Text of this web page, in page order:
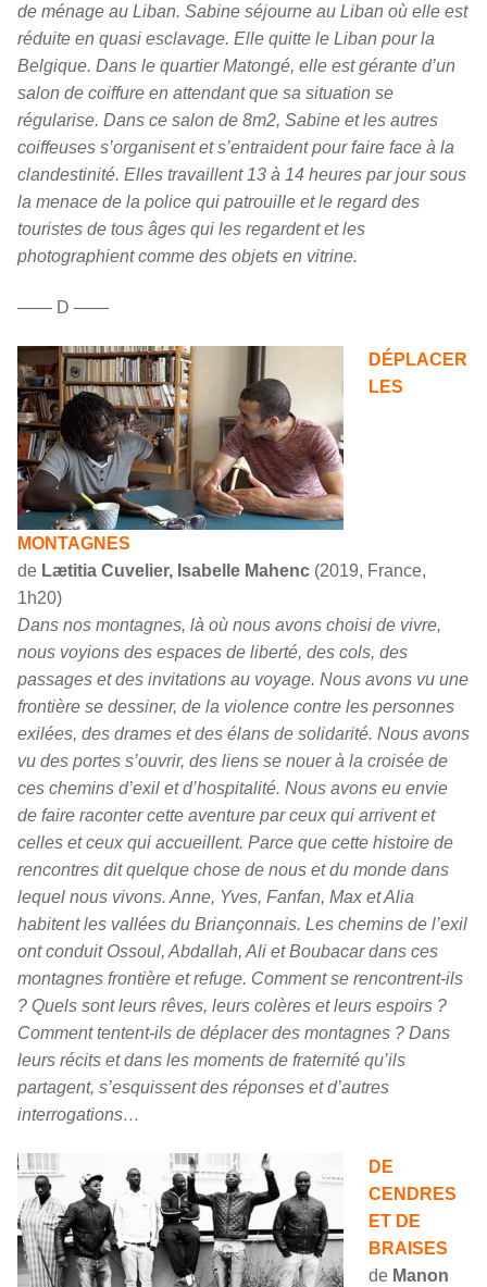
de ménage au Liban. Sabine séjourne au Liban où elle est
réduite en quasi esclavage. Elle quitte le Liban pour la
Belgique. Dans le quartier Matongé, elle est gérante d’un
salon de coiffure en attendant que sa situation se
régularise. Dans ce salon de 8m2, Sabine et les autres
coiffeuses s’organisent et s’entraident pour faire face à la
clandestinité. Elles travaillent 13 à 14 heures par jour sous
la menace de la police qui patrouille et le regard des
touristes de tous âges qui les regardent et les
photographient comme des objets en vitrine.
—— D ——
DÉPLACER
LES
MONTAGNES
de Lætitia Cuvelier, Isabelle Mahenc (2019, France,
1h20)
Dans nos montagnes, là où nous avons choisi de vivre,
nous voyions des espaces de liberté, des cols, des
passages et des invitations au voyage. Nous avons vu une
frontière se dessiner, de la violence contre les personnes
exilées, des drames et des élans de solidarité. Nous avons
vu des portes s’ouvrir, des liens se nouer à la croisée de
ces chemins d’exil et d’hospitalité. Nous avons eu envie
de faire raconter cette aventure par ceux qui arrivent et
celles et ceux qui accueillent. Parce que cette histoire de
rencontres dit quelque chose de nous et du monde dans
lequel nous vivons. Anne, Yves, Fanfan, Max et Alia
habitent les vallées du Briançonnais. Les chemins de l’exil
ont conduit Ossoul, Abdallah, Ali et Boubacar dans ces
montagnes frontière et refuge. Comment se rencontrent-ils
? Quels sont leurs rêves, leurs colères et leurs espoirs ?
Comment tentent-ils de déplacer des montagnes ? Dans
leurs récits et dans les moments de fraternité qu’ils
partagent, s’esquissent des réponses et d’autres
interrogations…
DE
CENDRES
ET DE
BRAISES
de Manon